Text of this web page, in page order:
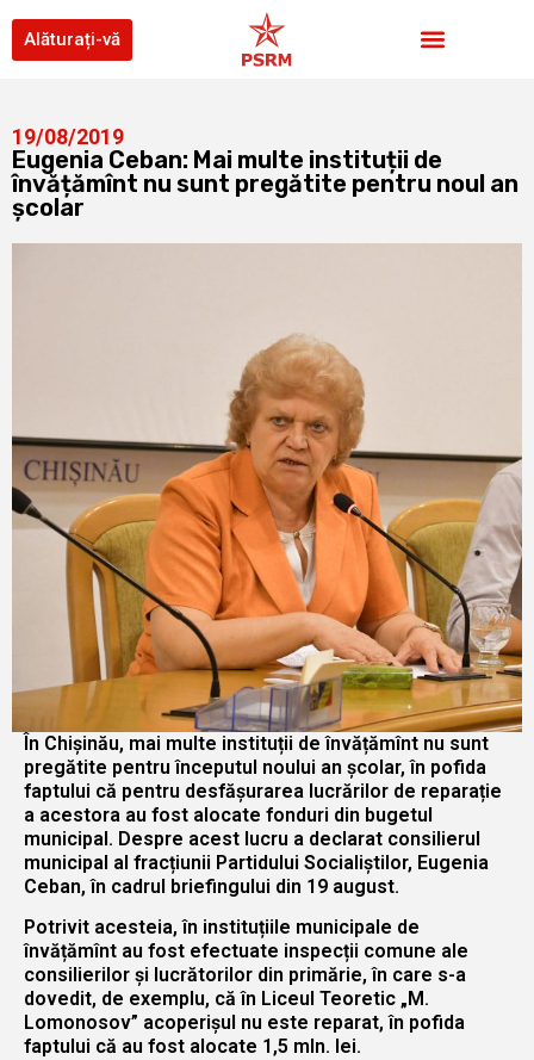
Alăturați-vă
19/08/2019
Eugenia Ceban: Mai multe instituții de
învățămînt nu sunt pregătite pentru noul an
școlar
În Chișinău, mai multe instituții de învățămînt nu sunt
pregătite pentru începutul noului an școlar, în pofida
faptului că pentru desfășurarea lucrărilor de reparație
a acestora au fost alocate fonduri din bugetul
municipal. Despre acest lucru a declarat consilierul
municipal al fracțiunii Partidului Socialiștilor, Eugenia
Ceban, în cadrul briefingului din 19 august.
Potrivit acesteia, în instituțiile municipale de
învățămînt au fost efectuate inspecții comune ale
consilierilor și lucrătorilor din primărie, în care s-a
dovedit, de exemplu, că în Liceul Teoretic „M.
Lomonosov” acoperișul nu este reparat, în pofida
faptului că au fost alocate 1,5 mln. lei.